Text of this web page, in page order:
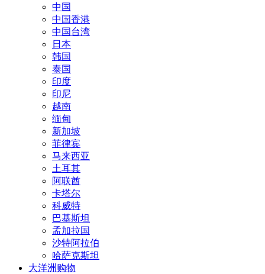
中国
中国香港
中国台湾
日本
韩国
泰国
印度
印尼
越南
缅甸
新加坡
菲律宾
马来西亚
土耳其
阿联酋
卡塔尔
科威特
巴基斯坦
孟加拉国
沙特阿拉伯
哈萨克斯坦
大洋洲购物